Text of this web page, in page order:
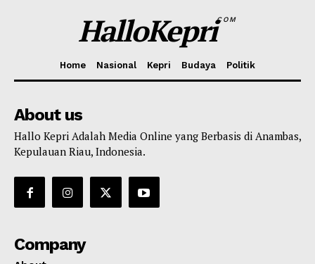
HalloKepriCOM
Home Nasional Kepri Budaya Politik
About us
Hallo Kepri Adalah Media Online yang Berbasis di Anambas,
Kepulauan Riau, Indonesia.
Company